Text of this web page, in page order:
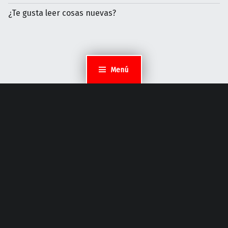
Menú
¿Te gusta leer cosas nuevas?